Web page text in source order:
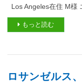
Los Angeles在住 M様
もっと読む
ロサンゼルス